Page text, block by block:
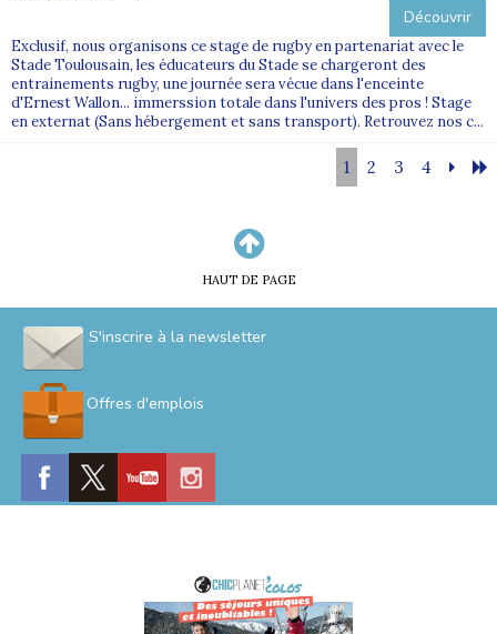
Découvrir
Exclusif, nous organisons ce stage de rugby en partenariat avec le
Stade Toulousain, les éducateurs du Stade se chargeront des
entrainements rugby, une journée sera vécue dans l'enceinte
d'Ernest Wallon... immerssion totale dans l'univers des pros ! Stage
en externat (Sans hébergement et sans transport). Retrouvez nos c...
1 2 3 4
HAUT DE PAGE
S'inscrire à la newsletter
Offres d'emplois